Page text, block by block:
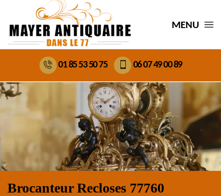
MENU
01 85 53 50 75 06 07 49 00 89
Brocanteur Recloses 77760